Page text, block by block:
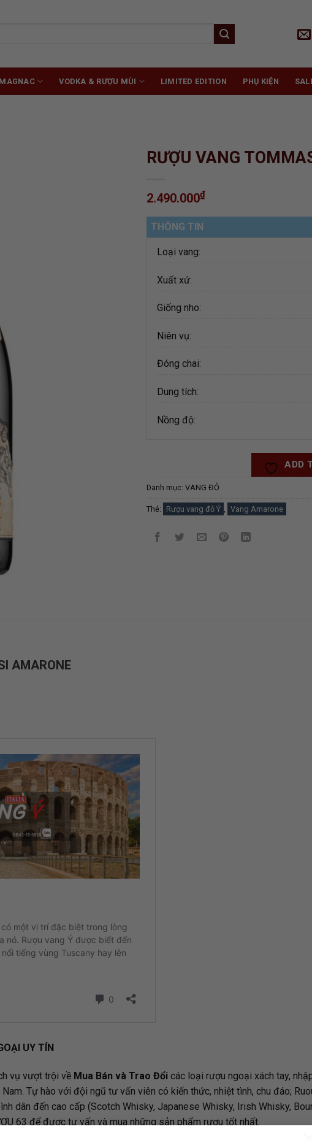
VODKA & RƯỢU MÙI LIMITED EDITION PHỤ KIỆN
RƯỢU VANG
2.490.000₫
THÔNG TIN
Loại vang:
Xuất xứ:
Giống nho:
Niên vụ:
Đóng chai:
Dung tích:
Nồng độ:
ADD
Danh mục: VANG ĐỎ
Thẻ: Rượu vang đỏ Ý Vang Amarone
AMARONE
UY TÍN
vụ vượt trội về Mua Bán và Trao Đổi các loại rượu ngoại xách tay,
Tự hào với đội ngũ tư vấn viên có kiến thức, nhiệt tình, chu đáo;
dân đến cao cấp (Scotch Whisky, Japanese Whisky, Irish Whisky,
63 để được tư vấn và mua những sản phẩm rượu tốt nhất.